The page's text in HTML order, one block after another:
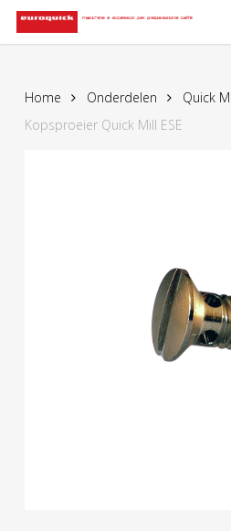
Skip
Home Onderdelen
Quick
Kopsproeier Quick Mill ESE